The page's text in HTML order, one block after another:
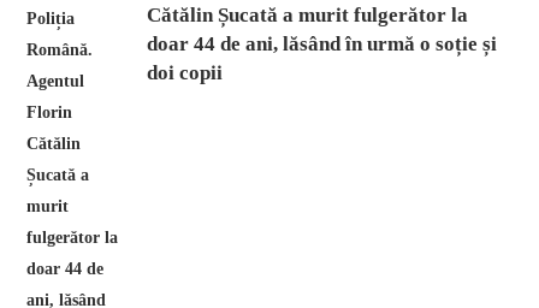
Cătălin Șucată a murit fulgerător la
doar 44 de ani, lăsând în urmă o soție și
doi copii